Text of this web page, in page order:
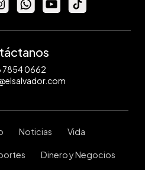
7854 0662
Noticias Vida
Dinero y Negocios